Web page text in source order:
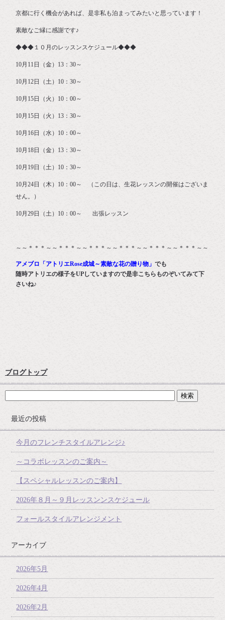
京都に行く機会があれば、是非私も泊まってみたいと思っています！
素敵なご縁に感謝です♪
◆◆◆１０月のレッスンスケジュール◆◆◆
10月11日（金）13：30～
10月12日（土）10：30～
10月15日（火）10：00～
10月15日（火）13：30～
10月16日（水）10：00～
10月18日（金）13：30～
10月19日（土）10：30～
10月24日（木）10：00～ （この日は、生花レッスンの開催はございま
せん。）
10月29日（土）10：00～ 出張レッスン
～～＊＊＊～～＊＊＊～～＊＊＊～～＊＊＊～～＊＊＊～～＊＊＊～～
アメブロ「アトリエRose成城～素敵な花の贈り物」でも
随時アトリエの様子をUPしていますので是非こちらものぞいてみて下
さいね♪
ブログトップ
最近の投稿
今月のフレンチスタイルアレンジ♪
～コラボレッスンのご案内～
【スペシャルレッスンのご案内】
2026年８月～９月レッスンンスケジュール
フォールスタイルアレンジメント
アーカイブ
2026年5月
2026年4月
2026年2月